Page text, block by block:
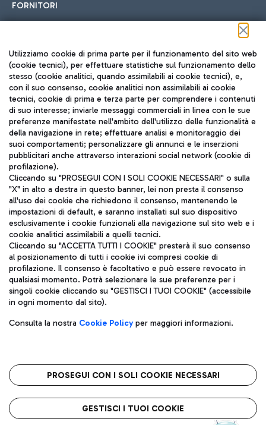
FORNITORI
Seguici sui social
TRAVEL JOURNAL
ITA
Aeroporti di Roma S.p.A. - Società soggetta a direzione e
coordinamento di Mundys S.p.A.
Codice fiscale e Registro delle Imprese di Roma 13032990155 P.
IVA 06572251004
Capitale sociale 62.224.743,00 int. vers.
Sede legale: Via Pier Paolo Racchetti 1 - 00054 Fiumicino (RM)
telefono +39 06 65951
Privacy policy
Note legali
Roma FCO
L'aeroporto stellato
Utilizziamo cookie di prima parte per il funzionamento del sito web
(cookie tecnici), per effettuare statistiche sul funzionamento dello
stesso (cookie analitici, quando assimilabili ai cookie tecnici), e,
con il suo consenso, cookie analitici non assimilabili ai cookie
tecnici, cookie di prima e terza parte per comprendere i contenuti
di suo interesse; inviarle messaggi commerciali in linea con le sue
preferenze manifestate nell'ambito dell'utilizzo delle funzionalità e
della navigazione in rete; effettuare analisi e monitoraggio dei
suoi comportamenti; personalizzare gli annunci e le inserzioni
pubblicitari anche attraverso interazioni social network (cookie di
profilazione).
Cliccando su "PROSEGUI CON I SOLI COOKIE NECESSARI" o sulla
"X" in alto a destra in questo banner, lei non presta il consenso
all'uso dei cookie che richiedono il consenso, mantenendo le
impostazioni di default, e saranno installati sul suo dispositivo
esclusivamente i cookie funzionali alla navigazione sul sito web e i
cookie analitici assimilabili a quelli tecnici.
Cliccando su "ACCETTA TUTTI I COOKIE" presterà il suo consenso
al posizionamento di tutti i cookie ivi compresi cookie di
profilazione. Il consenso è facoltativo e può essere revocato in
qualsiasi momento. Potrà selezionare le sue preferenze per i
singoli cookie cliccando su "GESTISCI I TUOI COOKIE" (accessibile
in ogni momento dal sito).
Consulta la nostra Cookie Policyper maggiori informazioni.
PROSEGUI CON I SOLI COOKIE NECESSARI
GESTISCI I TUOI COOKIE